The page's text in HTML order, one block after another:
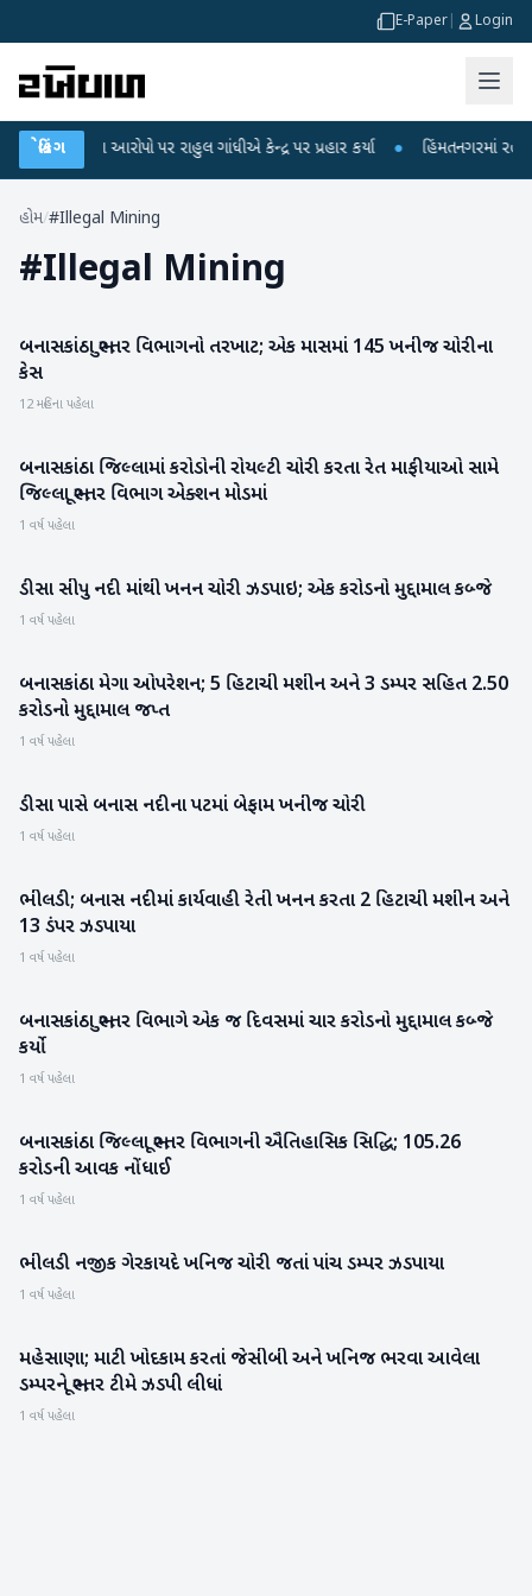
E-Paper Login
બ્રેકિંગ
લીકના આરોપો પર રાહુલ ગાંધીએ કેન્દ્ર પર પ્રહાર કર્યા ● હિંમતનગરમાં રહસ્યમય
હોમ/#Illegal Mining
#Illegal Mining
બનાસકાંઠા
બનાસકાંઠા ભુસ્તર વિભાગનો તરખાટ; એક માસમાં 145 ખનીજ ચોરીના
કેસ
12 મહિના પહેલા
બનાસકાંઠા
બનાસકાંઠા જિલ્લામાં કરોડોની રોયલ્ટી ચોરી કરતા રેત માફીયાઓ સામે
જિલ્લા ભૂસ્તર વિભાગ એક્શન મોડમાં
1 વર્ષ પહેલા
બનાસકાંઠા
ડીસા સીપુ નદી માંથી ખનન ચોરી ઝડપાઇ; એક કરોડનો મુદ્દામાલ કબ્જે
1 વર્ષ પહેલા
બનાસકાંઠા
બનાસકાંઠા મેગા ઓપરેશન; 5 હિટાચી મશીન અને 3 ડમ્પર સહિત 2.50
કરોડનો મુદ્દામાલ જપ્ત
1 વર્ષ પહેલા
બનાસકાંઠા
ડીસા પાસે બનાસ નદીના પટમાં બેફામ ખનીજ ચોરી
1 વર્ષ પહેલા
બનાસકાંઠા
ભીલડી; બનાસ નદીમાં કાર્યવાહી રેતી ખનન કરતા 2 હિટાચી મશીન અને
13 ડંપર ઝડપાયા
1 વર્ષ પહેલા
બનાસકાંઠા
બનાસકાંઠા ભુસ્તર વિભાગે એક જ દિવસમાં ચાર કરોડનો મુદ્દામાલ કબ્જે
કર્યો
1 વર્ષ પહેલા
બનાસકાંઠા
બનાસકાંઠા જિલ્લા ભૂસ્તર વિભાગની ઐતિહાસિક સિદ્ધિ; 105.26
કરોડની આવક નોંધાઈ
1 વર્ષ પહેલા
બનાસકાંઠા
ભીલડી નજીક ગેરકાયદે ખનિજ ચોરી જતાં પાંચ ડમ્પર ઝડપાયા
1 વર્ષ પહેલા
મહેસાણા
મહેસાણા; માટી ખોદકામ કરતાં જેસીબી અને ખનિજ ભરવા આવેલા
ડમ્પરને ભૂસ્તર ટીમે ઝડપી લીધાં
1 વર્ષ પહેલા